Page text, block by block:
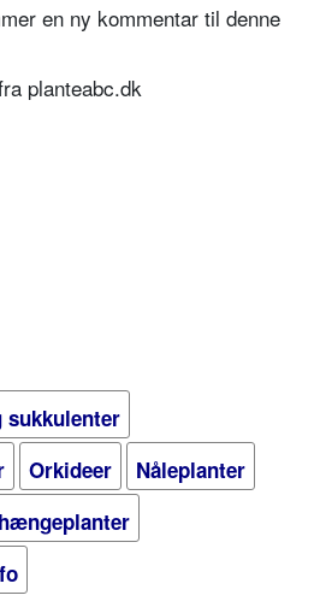
en ny kommentar til denne
planteabc.dk
sukkulenter
Orkideer
Nåleplanter